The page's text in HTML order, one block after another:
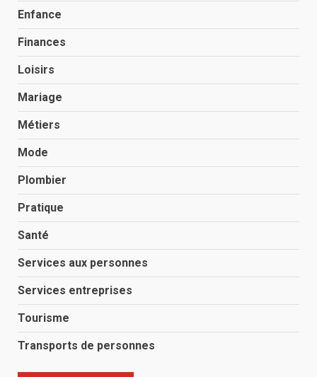
Enfance
Finances
Loisirs
Mariage
Métiers
Mode
Plombier
Pratique
Santé
Services aux personnes
Services entreprises
Tourisme
Transports de personnes